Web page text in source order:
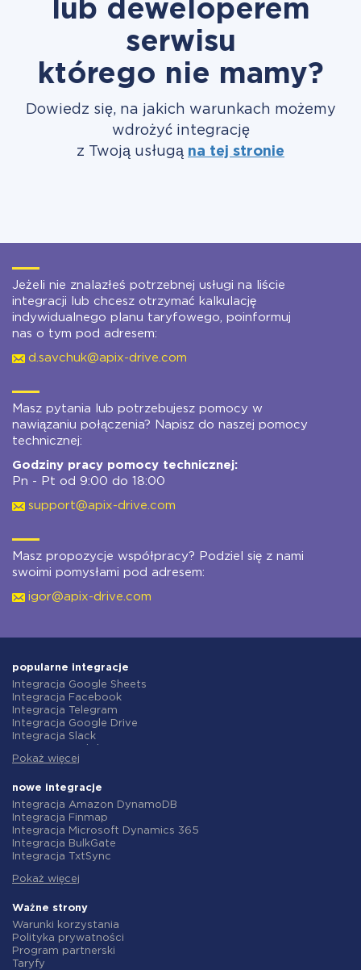
lub deweloperem
serwisu
którego nie mamy?
Dowiedz się, na jakich warunkach możemy
wdrożyć integrację
z Twoją usługą na tej stronie
Jeżeli nie znalazłeś potrzebnej usługi na liście
integracji lub chcesz otrzymać kalkulację
indywidualnego planu taryfowego, poinformuj
nas o tym pod adresem:
d.savchuk@apix-drive.com
Masz pytania lub potrzebujesz pomocy w
nawiązaniu połączenia? Napisz do naszej pomocy
technicznej:
Godziny pracy pomocy technicznej:
Pn - Pt od 9:00 do 18:00
support@apix-drive.com
Masz propozycje współpracy? Podziel się z nami
swoimi pomysłami pod adresem:
igor@apix-drive.com
popularne integracje
Integracja Google Sheets
Integracja Facebook
Integracja Telegram
Integracja Google Drive
Integracja Slack
Integracja Gmail
Integracja ClickUp
Integracja Airtable
Integracja Google Contacts
Integracja OpenAI (ChatGPT)
Integracja Instagram
Integracja ActiveCampaign
Integracja Salesforce CRM
Integracja Notion
Integracja AWeber
Integracja Asana
Integracja ZOHO CRM
Pokaż więcej
nowe integracje
Integracja Amazon DynamoDB
Integracja Finmap
Integracja Microsoft Dynamics 365
Integracja BulkGate
Integracja TxtSync
Integracja Corezoid
Integracja Instasent
Integracja AtomPark
Integracja TXTImpact
Integracja Campaign Monitor
Integracja CM.com
Pokaż więcej
Ważne strony
Warunki korzystania
Polityka prywatności
Program partnerski
Taryfy